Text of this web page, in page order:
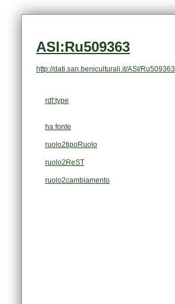
ASI:Ru509363
http://dati.san.beniculturali.it/ASI/Ru509363
rdf:type
ha fonte
ruolo2tipoRuolo
ruolo2ReST
ruolo2cambiamento